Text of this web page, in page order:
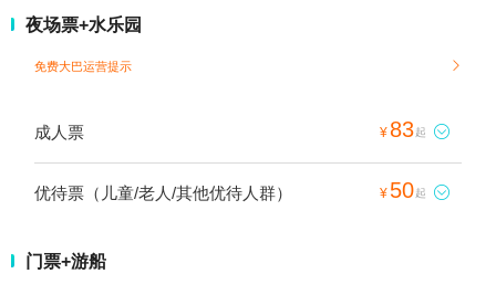
夜场票+水乐园
免费大巴运营提示 
成人票 ¥ 83起 
优待票（儿童/老人/其他优待人群） ¥ 50起 
门票+游船